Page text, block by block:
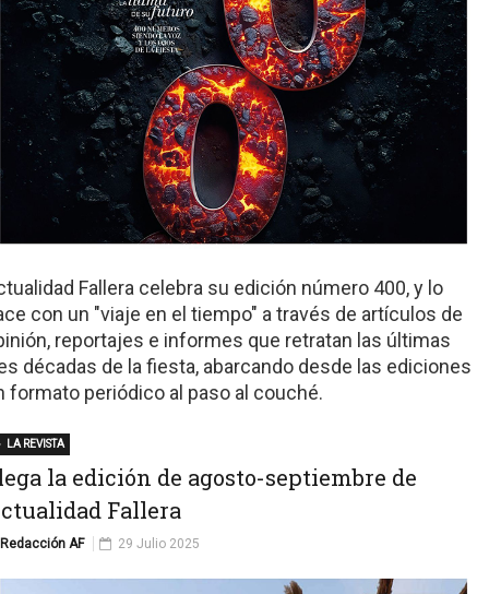
Fallera celebra su edición número 400, y lo
con un "viaje en el tiempo" a través de artículos de
reportajes e informes que retratan las últimas
décadas de la fiesta, abarcando desde las ediciones
formato periódico al paso al couché.
la edición de agosto-septiembre de
Fallera
Redacción AF
LA REVISTA
29 Julio 2025